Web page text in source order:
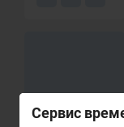
Сервис